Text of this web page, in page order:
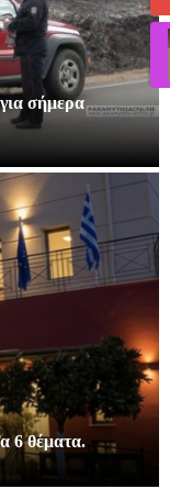
σήμερα
6 θέματα.